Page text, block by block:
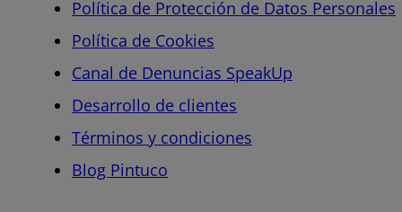
Política de Protección de Datos Personales
Política de Cookies
Canal de Denuncias SpeakUp
Desarrollo de clientes
Términos y condiciones
Blog Pintuco